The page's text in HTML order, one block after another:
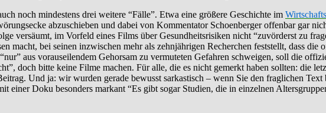
noch mindestens drei weitere “Fälle”. Etwa eine größere Geschichte im
abzuschieben und dabei von Kommentator Schoenberger offenbar gar
versäumt, im Vorfeld eines Films über Gesundheitsrisiken nicht “zuvörderst zu
macht, bei seinen inzwischen mehr als zehnjährigen Recherchen feststellt, dass die
aus vorauseilendem Gehorsam zu vermuteten Gefahren schweigen, soll die
doch bitte keine Filme machen. Für alle, die es nicht gemerkt haben sollten: die
Und ja: wir wurden gerade bewusst sarkastisch – wenn Sie den fraglichen
einer Doku besonders markant “Es gibt sogar Studien, die in einzelnen